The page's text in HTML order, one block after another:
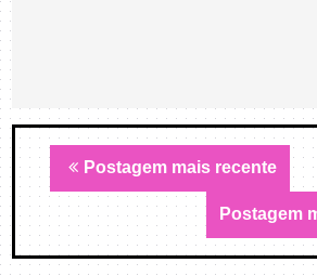
Postagem mais recente
Postagem